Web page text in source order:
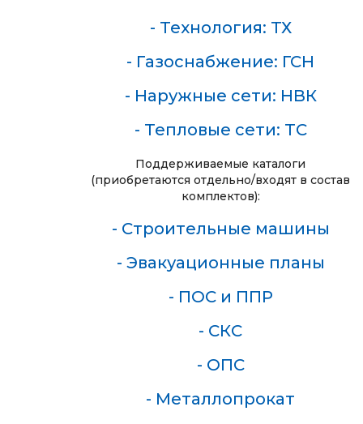
- Технология: ТХ
- Газоснабжение: ГСН
- Наружные сети: НВК
- Тепловые сети: ТС
Поддерживаемые каталоги
(приобретаются отдельно/входят в состав
комплектов):
- Cтроительные машины
- Эвакуационные планы
- ПОС и ППР
- СКС
- ОПС
- Металлопрокат